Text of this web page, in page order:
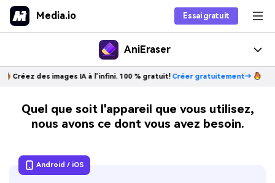
Media.io Essai gratuit
Outils Populaires
Outils Audio
Tous les produits >
Fonctionnalités Populaires
Freelance
Design
Resources
Tips & Conseils
AniEraser
Fonctions
Supprimer Emoji de l'image
Supprimer le texte de l'image
Apprendre
Supprimer les ombres de la photo
Outil en Ligne
ACHETER MAINTENANT
Créez des images IA à l’infini. 100 % gratuit!Créer gratuitement→
Quel que soit l'appareil que vous utilisez,
nous avons ce dont vous avez besoin.
Android / iOS